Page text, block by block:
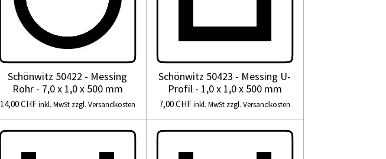
Schönwitz 50422 - Messing
Rohr - 7,0 x 1,0 x 500 mm
14,00 CHFinkl. MwSt zzgl. Versandkosten
Schönwitz 50423 - Messing U-
Profil - 1,0 x 1,0 x 500 mm
7,00 CHFinkl. MwSt zzgl. Versandkosten